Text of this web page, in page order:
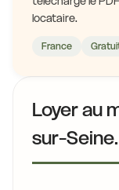
locataire.
France
Loyer au
sur-Seine.